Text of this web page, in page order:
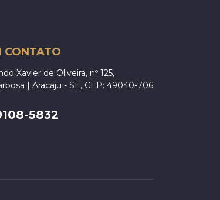
CONTATO
Xavier de Oliveira, nº 125,
| Aracaju - SE, CEP: 49040-706
5832